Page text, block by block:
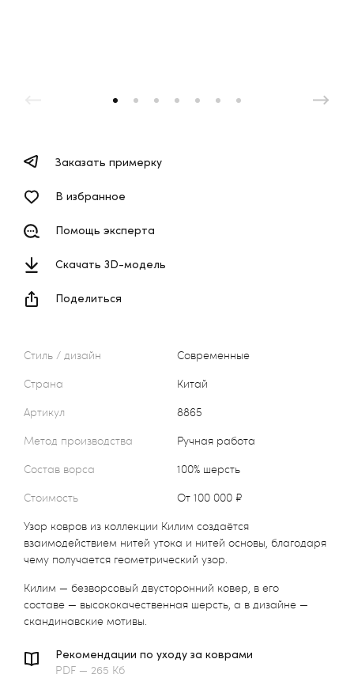
Стиль / дизайн
Современные
Страна
Китай
Артикул
8865
Метод производства
Ручная работа
Состав ворса
100% шерсть
Стоимость
от 100 000 ₽
Узор ковров из коллекции Килим создаётся
взаимодействием нитей утока и нитей основы, благодаря
чему получается геометрический узор.
Килим — безворсовый двусторонний ковер, в его
составе — высококачественная шерсть, а в дизайне —
скандинавские мотивы.
Рекомендации по уходу за коврами
PDF — 265 Кб
Заказать примерку
В избранное
Помощь эксперта
Скачать 3D-модель
Поделиться